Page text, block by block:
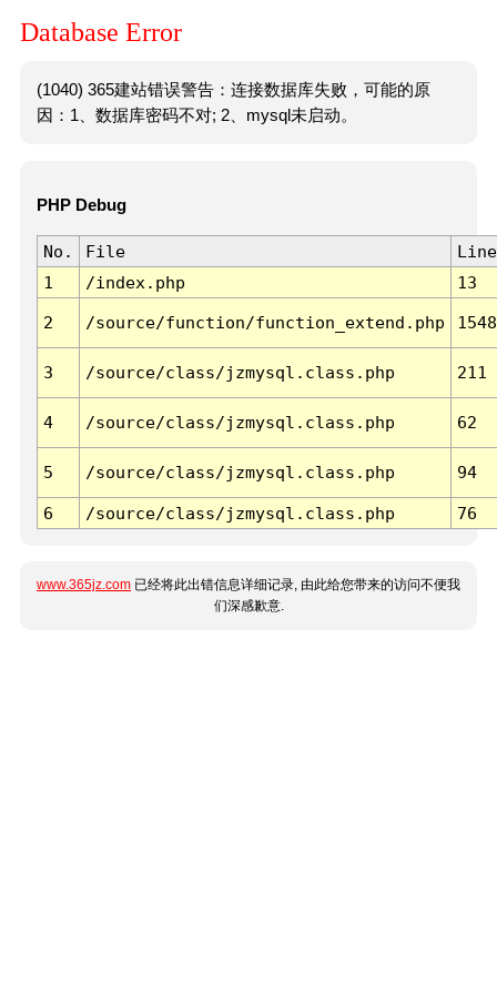
Database Error
(1040) 365建站错误警告：连接数据库失败，可能的原
因：1、数据库密码不对; 2、mysql未启动。
PHP Debug
No. File
Line
1
/index.php 13
2 /source/function/function_extend.php 1548
3 /source/class/jzmysql.class.php 211
4 /source/class/jzmysql.class.php 62
5 /source/class/jzmysql.class.php 94
6 /source/class/jzmysql.class.php 76
www.365jz.com 已经将此出错信息详细记录, 由此给您带来的访问不便我
们深感歉意.